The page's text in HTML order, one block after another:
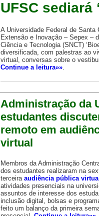
UFSC sediará
A Universidade Federal de Santa
Extensão e Inovação – Sepex –
Ciência e Tecnologia (SNCT)
diversificada, com palestras ao
virtual, conversas sobre o
Continue a leitura»».
Administração da
estudantes
remoto em
virtual
Membros da Administração
dos estudantes realizaram na
terceira audiência pública virtual
atividades presenciais na
assuntos de interesse dos
inclusão digital, bolsas e
feito um balanço da primeira